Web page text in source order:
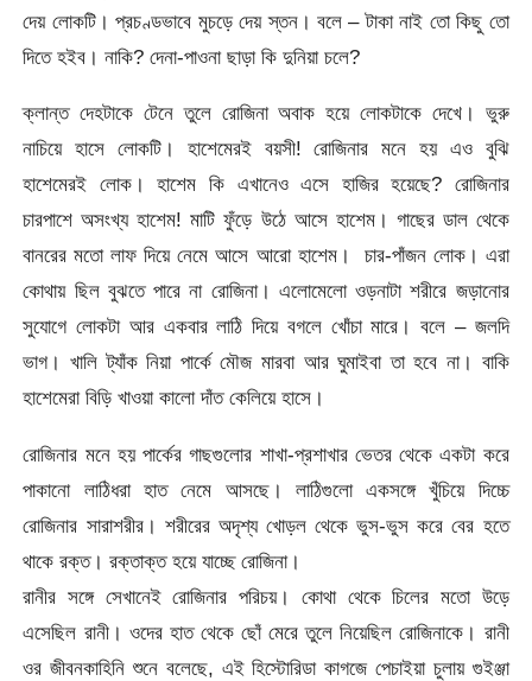
দেয় লোকটি। প্রচণ্ডভাবে মুচড়ে দেয় স্তন। বলে – টাকা নাই তো কিছু তো
দিতে হইব। নাকি? দেনা-পাওনা ছাড়া কি দুনিয়া চলে?
ক্লান্ত দেহটাকে টেনে তুলে রোজিনা অবাক হয়ে লোকটাকে দেখে। ভুরু
নাচিয়ে হাসে লোকটি। হাশেমেরই বয়সী! রোজিনার মনে হয় এও বুঝি
হাশেমেরই লোক। হাশেম কি এখানেও এসে হাজির হয়েছে? রোজিনার
চারপাশে অসংখ্য হাশেম! মাটি ফুঁড়ে উঠে আসে হাশেম। গাছের ডাল থেকে
বানরের মতো লাফ দিয়ে নেমে আসে আরো হাশেম। চার-পাঁজন লোক। এরা
কোথায় ছিল বুঝতে পারে না রোজিনা। এলোমেলো ওড়নাটা শরীরে জড়ানোর
সুযোগে লোকটা আর একবার লাঠি দিয়ে বগলে খোঁচা মারে। বলে – জলদি
ভাগ। খালি ট্যাঁক নিয়া পার্কে মৌজ মারবা আর ঘুমাইবা তা হবে না। বাকি
হাশেমেরা বিড়ি খাওয়া কালো দাঁত কেলিয়ে হাসে।
রোজিনার মনে হয় পার্কের গাছগুলোর শাখা-প্রশাখার ভেতর থেকে একটা করে
পাকানো লাঠিধরা হাত নেমে আসছে। লাঠিগুলো একসঙ্গে খুঁচিয়ে দিচ্চে
রোজিনার সারাশরীর। শরীরের অদৃশ্য খোড়ল থেকে ভুস-ভুস করে বের হতে
থাকে রক্ত। রক্তাক্ত হয়ে যাচ্ছে রোজিনা।
রানীর সঙ্গে সেখানেই রোজিনার পরিচয়। কোথা থেকে চিলের মতো উড়ে
এসেছিল রানী। ওদের হাত থেকে ছোঁ মেরে তুলে নিয়েছিল রোজিনাকে। রানী
ওর জীবনকাহিনি শুনে বলেছে, এই হিস্টোরিডা কাগজে পেচাইয়া চুলায় গুইঞ্জা